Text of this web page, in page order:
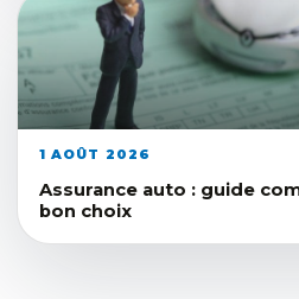
1 AOÛT 2026
Assurance auto : guide
bon choix